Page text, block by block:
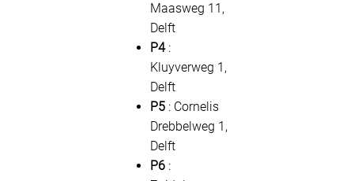
Maasweg 11,
Delft
P4:
Kluyverweg 1,
Delft
P5 : Cornelis
Drebbelweg 1,
Delft
P6 :